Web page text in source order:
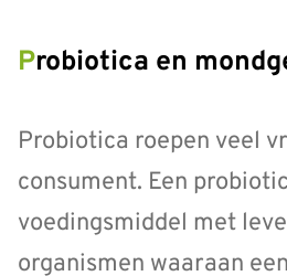
Probiotica en
Probiotica roepen veel
consument. Een
voedingsmiddel met
organismen waaraan een